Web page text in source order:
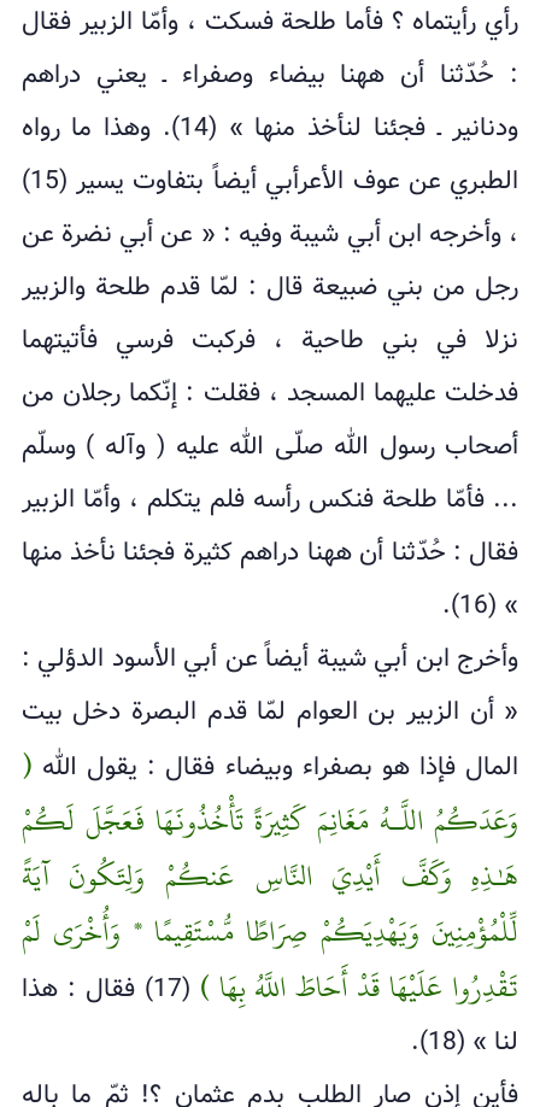
رأي رأيتماه ؟ فأما طلحة فسكت ، وأمّا الزبير فقال
: حُدّثنا أن ههنا بيضاء وصفراء ـ يعني دراهم
ودنانير ـ فجئنا لنأخذ منها » (14). وهذا ما رواه
الطبري عن عوف الأعرأبي أيضاً بتفاوت يسير (15)
، وأخرجه ابن أبي شيبة وفيه : « عن أبي نضرة عن
رجل من بني ضبيعة قال : لمّا قدم طلحة والزبير
نزلا في بني طاحية ، فركبت فرسي فأتيتهما
فدخلت عليهما المسجد ، فقلت : إنّكما رجلان من
أصحاب رسول الله صلّى الله عليه ( وآله ) وسلّم
... فأمّا طلحة فنكس رأسه فلم يتكلم ، وأمّا الزبير
فقال : حُدّثنا أن ههنا دراهم كثيرة فجئنا نأخذ منها
» (16).
وأخرج ابن أبي شيبة أيضاً عن أبي الأسود الدؤلي :
« أن الزبير بن العوام لمّا قدم البصرة دخل بيت
المال فإذا هو بصفراء وبيضاء فقال : يقول الله (
وَعَدَكُمُ اللَّـهُ مَغَانِمَ كَثِيرَةً تَأْخُذُونَهَا فَعَجَّلَ لَكُمْ
هَـٰذِهِ وَكَفَّ أَيْدِيَ النَّاسِ عَنكُمْ وَلِتَكُونَ آيَةً
لِّلْمُؤْمِنِينَ وَيَهْدِيَكُمْ صِرَاطًا مُّسْتَقِيمًا * وَأُخْرَى لَمْ
تَقْدِرُوا عَلَيْهَا قَدْ أَحَاطَ اللَّهُ بِهَا )
(17) فقال : هذا
لنا » (18).
فأين إذن صار الطلب بدم عثمان ؟! ثمّ ما باله